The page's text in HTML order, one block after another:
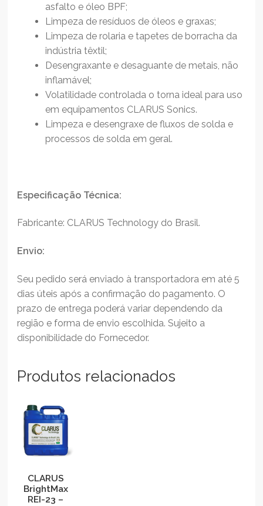
asfalto e óleo BPF;
Limpeza de resíduos de óleos e graxas;
Limpeza de rolaria e tapetes de borracha da
indústria têxtil;
Desengraxante e desaguante de metais, não
inflamável;
Volatilidade controlada o torna ideal para uso
em equipamentos CLARUS Sonics.
Limpeza e desengraxe de fluxos de solda e
processos de solda em geral.
Especificação Técnica:
Fabricante: CLARUS Technology do Brasil.
Envio:
Seu pedido será enviado à transportadora em até 5
dias úteis após a confirmação do pagamento. O
prazo de entrega poderá variar dependendo da
região e forma de envio escolhida. Sujeito a
disponibilidade do Fornecedor.
Produtos relacionados
CLARUS
BrightMax
REI-23 –